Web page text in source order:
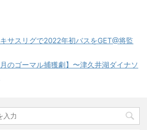
キサスリグで2022年初バスをGET@将監
のゴーマル捕獲劇】〜津久井湖ダイナソ